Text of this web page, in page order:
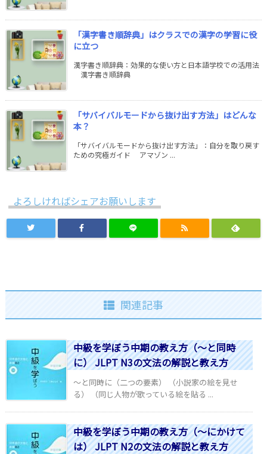
「漢字書き順辞典」はクラスでの漢字の学習に役
に立つ
漢字書き順辞典：効果的な使い方と日本語学校での活用法
漢字書き順辞典
「サバイバルモードから抜け出す方法」はどんな
本？
「サバイバルモードから抜け出す方法」：自分を取り戻す
ための究極ガイド アマゾン ...
よろしければシェアお願いします
関連記事
中級を学ぼう中期の教え方（～と同時
に） JLPT N3の文法の解説と教え方
～と同時に（二つの要素） （小説家の絵を見せ
る） （同じ人物が歌っている絵を貼る ...
中級を学ぼう中期の教え方（～にかけて
は） JLPT N2の文法の解説と教え方